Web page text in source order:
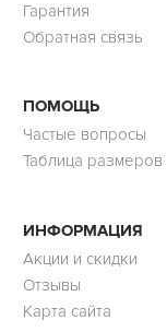
Гарантия
Обратная связь
ПОМОЩЬ
Частые вопросы
Таблица размеров
ИНФОРМАЦИЯ
Акции и скидки
Отзывы
Карта сайта